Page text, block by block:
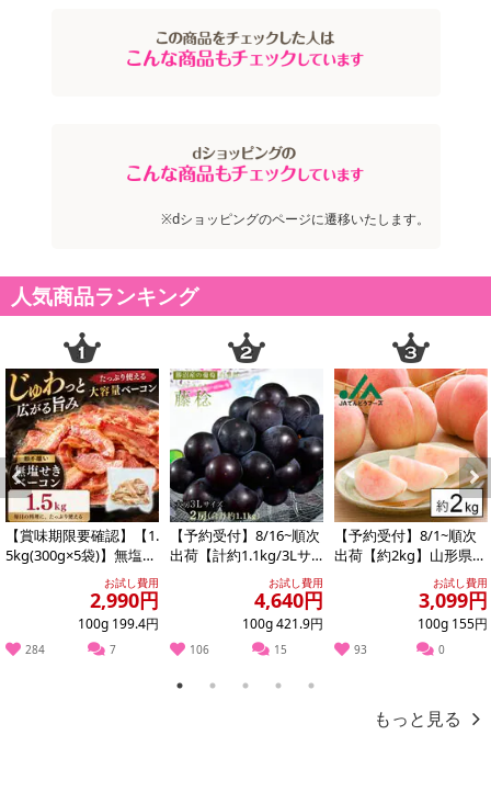
ばふくの身の入ったふく煮こごりのギフトセットです。ふく煮こご
りは上品な出汁の味と、ほのかに香るゆずの香りがふくを包み込み
※dショッピングのページに遷移いたします。
人気商品ランキング
Previous
【賞味期限要確認】【1.
5kg(300g×5袋)】無塩せ
きベーコン 【形不揃お試し費用
2,990円
100g 199.4円
284 7
【予約受付】8/16~順次
出荷【計約1.1kg/3Lサ
イズ×2房】藤稔（ふじ
お試し費用
4,640円
100g 421.9円
106 15
【予約受付】8/1~順次
出荷【約2kg】山形県産
白桃(品種・玉数おまか
お試し費用
3,099円
100g 155円
93 0
Next
1 2 3 4 5
もっと見る